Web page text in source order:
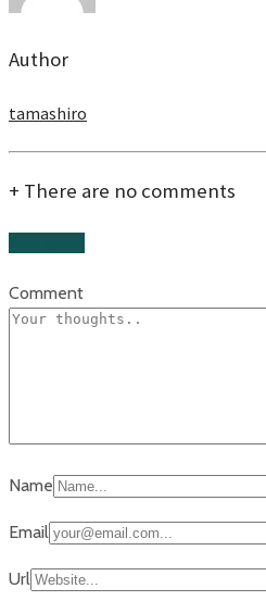
Author
tamashiro
+ There are no comments
Comment
Name
Email
Url